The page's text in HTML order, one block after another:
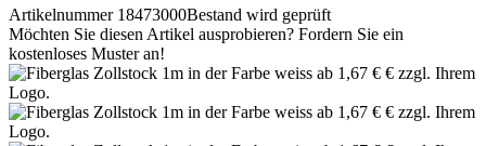
Artikelnummer 18473000Bestand wird geprüft
Möchten Sie diesen Artikel ausprobieren? Fordern Sie ein
kostenloses Muster an!